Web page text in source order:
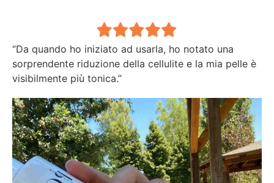
“Da quando ho iniziato ad usarla, ho notato una
sorprendente riduzione della cellulite e la mia pelle è
visibilmente più tonica.”